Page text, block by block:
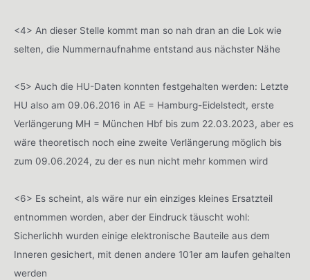
<4> An dieser Stelle kommt man so nah dran an die Lok wie
selten, die Nummernaufnahme entstand aus nächster Nähe
<5> Auch die HU-Daten konnten festgehalten werden: Letzte
HU also am 09.06.2016 in AE = Hamburg-Eidelstedt, erste
Verlängerung MH = München Hbf bis zum 22.03.2023, aber es
wäre theoretisch noch eine zweite Verlängerung möglich bis
zum 09.06.2024, zu der es nun nicht mehr kommen wird
<6> Es scheint, als wäre nur ein einziges kleines Ersatzteil
entnommen worden, aber der Eindruck täuscht wohl:
Sicherlichh wurden einige elektronische Bauteile aus dem
Inneren gesichert, mit denen andere 101er am laufen gehalten
werden